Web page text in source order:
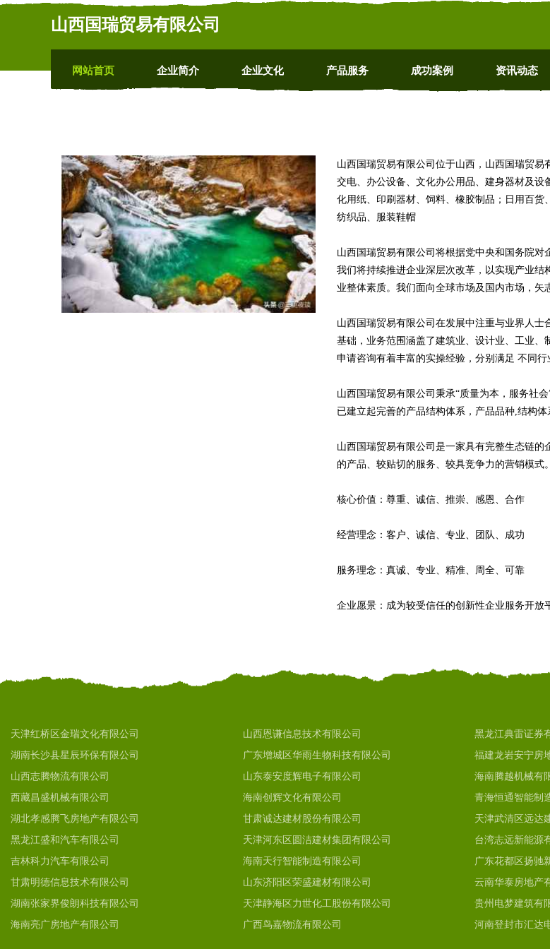
山西国瑞贸易有限公司
网站首页 企业简介 企业文化 产品服务 成功案例 资讯动态
山西国瑞贸易有限公司位于山西，山西国瑞贸易
交电、办公设备、文化办公用品、建身器材及
化用纸、印刷器材、饲料、橡胶制品；日用百
纺织品、服装鞋帽
山西国瑞贸易有限公司将根据党中央和国务院对
我们将持续推进企业深层次改革，以实现产业
业整体素质。我们面向全球市场及国内市场，矢
山西国瑞贸易有限公司在发展中注重与业界人
基础，业务范围涵盖了建筑业、设计业、工业
申请咨询有着丰富的实操经验，分别满足 不同
山西国瑞贸易有限公司秉承“质量为本，服务社
已建立起完善的产品结构体系，产品品种,结构体
山西国瑞贸易有限公司是一家具有完整生态链
的产品、较贴切的服务、较具竞争力的营销模式。
核心价值：尊重、诚信、推崇、感恩、合作
经营理念：客户、诚信、专业、团队、成功
服务理念：真诚、专业、精准、周全、可靠
企业愿景：成为较受信任的创新性企业服务开放
天津红桥区金瑞文化有限公司 山西恩谦信息技术有限公司 黑龙江典雷证券
湖南长沙县星辰环保有限公司
广东增城区华雨生物科技有限公司 福建龙岩安宁房
山西志腾物流有限公司
山东泰安度辉电子有限公司 海南腾越机械有
西藏昌盛机械有限公司
海南创辉文化有限公司 青海恒通智能制
湖北孝感腾飞房地产有限公司
甘肃诚达建材股份有限公司 天津武清区远达
黑龙江盛和汽车有限公司
天津河东区圆洁建材集团有限公司 台湾志远新能源
吉林科力汽车有限公司
海南天行智能制造有限公司 广东花都区扬驰
甘肃明德信息技术有限公司
山东济阳区荣盛建材有限公司 云南华泰房地产
湖南张家界俊朗科技有限公司
天津静海区力世化工股份有限公司 贵州电梦建筑有
海南亮广房地产有限公司
广西鸟嘉物流有限公司 河南登封市汇达